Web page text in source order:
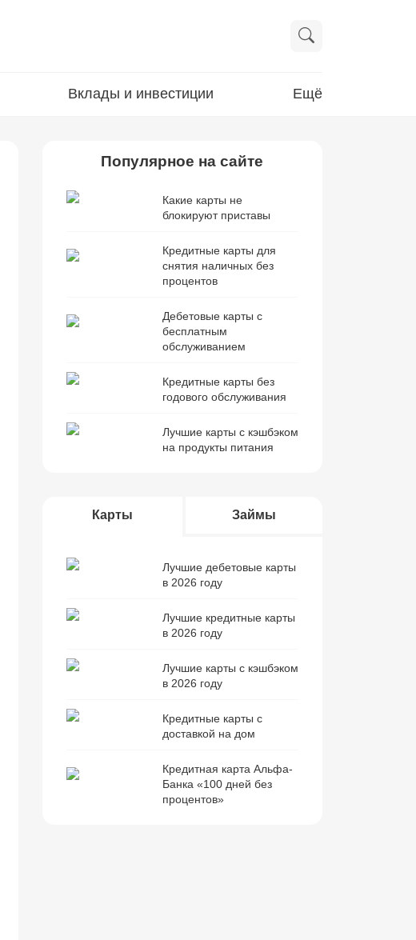
Вклады и инвестиции Ещё
Популярное на сайте
Какие карты не
блокируют приставы
Кредитные карты для
снятия наличных без
процентов
Дебетовые карты с
бесплатным
обслуживанием
Кредитные карты без
годового обслуживания
Лучшие карты с кэшбэком
на продукты питания
Карты Займы
Лучшие дебетовые карты
в 2026 году
Лучшие кредитные карты
в 2026 году
Лучшие карты с кэшбэком
в 2026 году
Кредитные карты с
доставкой на дом
Кредитная карта Альфа-
Банка «100 дней без
процентов»